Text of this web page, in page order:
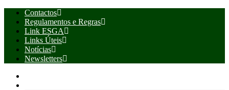
Contactos
Regulamentos e Regras
Link ESGA
Links Úteis
Notícias
Newsletters